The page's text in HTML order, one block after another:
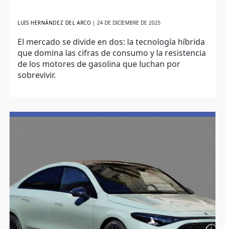
LUIS HERNÁNDEZ DEL ARCO |24 DE DICIEMBRE DE 2025
El mercado se divide en dos: la tecnología híbrida
que domina las cifras de consumo y la resistencia
de los motores de gasolina que luchan por
sobrevivir.